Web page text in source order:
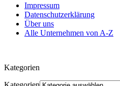
Impressum
Datenschutzerklärung
Über uns
Alle Unternehmen von A-Z
Kategorien